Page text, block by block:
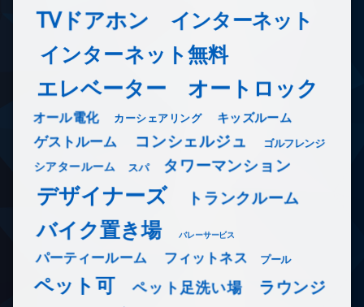
TVドアホン インターネット
インターネット無料
エレベーター オートロック
オール電化 カーシェアリング キッズルーム
ゲストルーム コンシェルジュ ゴルフレンジ
シアタールーム スパ タワーマンション
デザイナーズ トランクルーム
バイク置き場 バレーサービス
パーティールーム フィットネス プール
ペット可 ペット足洗い場 ラウンジ